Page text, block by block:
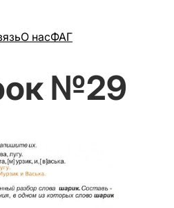
О насФАГ
№29